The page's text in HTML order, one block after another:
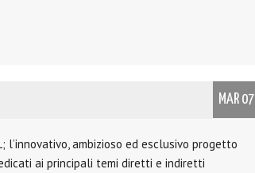
MAR 07
l’innovativo, ambizioso ed esclusivo progetto
ai principali temi diretti e indiretti